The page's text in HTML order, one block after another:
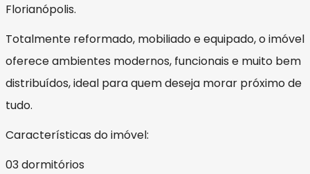
Florianópolis.
Totalmente reformado, mobiliado e equipado, o imóvel
oferece ambientes modernos, funcionais e muito bem
distribuídos, ideal para quem deseja morar próximo de
tudo.
Características do imóvel:
03 dormitórios